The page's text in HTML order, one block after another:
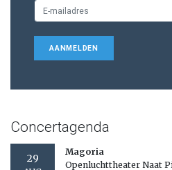
AANMELDEN
Concertagenda
29
Magoria
Openluchttheater Naat